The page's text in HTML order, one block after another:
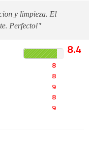
y limpieza. El
Perfecto!"
8.4
8
8
9
8
9